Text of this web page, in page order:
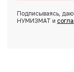
Подписываясь, даю
НУМИЗМАТ и